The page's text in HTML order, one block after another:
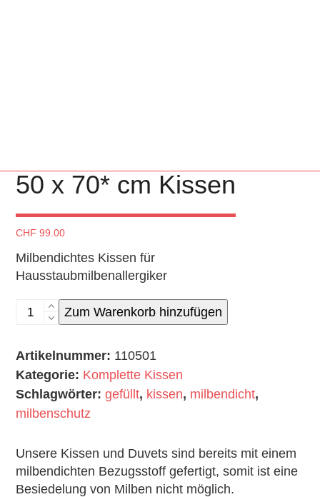
50 x 70* cm Kissen
CHF 99.00
Milbendichtes Kissen für
Hausstaubmilbenallergiker
50
Kissen
Menge
Zum Warenkorb hinzufügen
Artikelnummer: 110501
Kategorie: Komplette Kissen
Schlagwörter:gefüllt, kissen, milbendicht,
milbenschutz
Unsere Kissen und Duvets sind bereits mit einem
milbendichten Bezugsstoff gefertigt, somit ist eine
Besiedelung von Milben nicht möglich.